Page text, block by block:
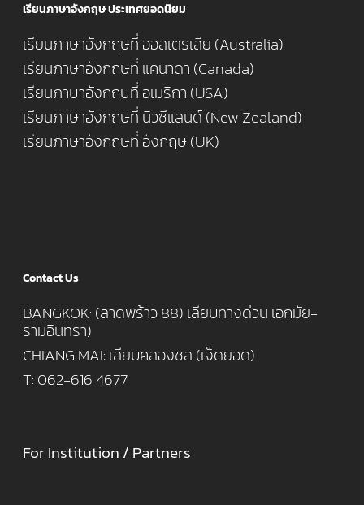
เรียนภาษาอังกฤษ ประเทศยอดนิยม
เรียนภาษาอังกฤษที่ ออสเตรเลีย (Australia)
เรียนภาษาอังกฤษที่ แคนาดา (Canada)
เรียนภาษาอังกฤษที่ อเมริกา (USA)
เรียนภาษาอังกฤษที่ นิวซีแลนด์ (New Zealand)
เรียนภาษาอังกฤษที่ อังกฤษ (UK)
Contact Us
BANGKOK: (ลาดพร้าว 88) เลียบทางด่วน เอกมัย-
รามอินทรา)
CHIANG MAI: เลียบคลองชล (เจ็ดยอด)
T: 062-616 4677
For Institution / Partners